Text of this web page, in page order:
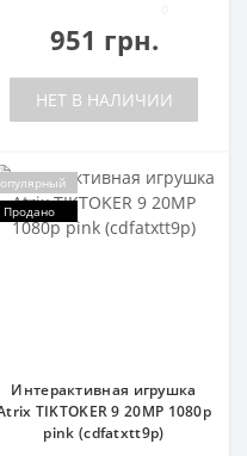
951 грн.
НЕТ В НАЛИЧИИ
Продано
Интерактивная игрушка
TIKTOKER 9 20MP 1080p
pink (cdfatxtt9p)